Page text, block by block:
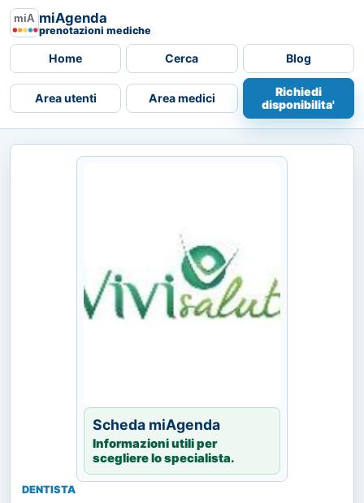
miAgenda
prenotazioni mediche
Home Cerca Blog
Area utenti Area medici
Richiedi
disponibilita'
Scheda miAgenda
Informazioni utili per
scegliere lo specialista.
DENTISTA